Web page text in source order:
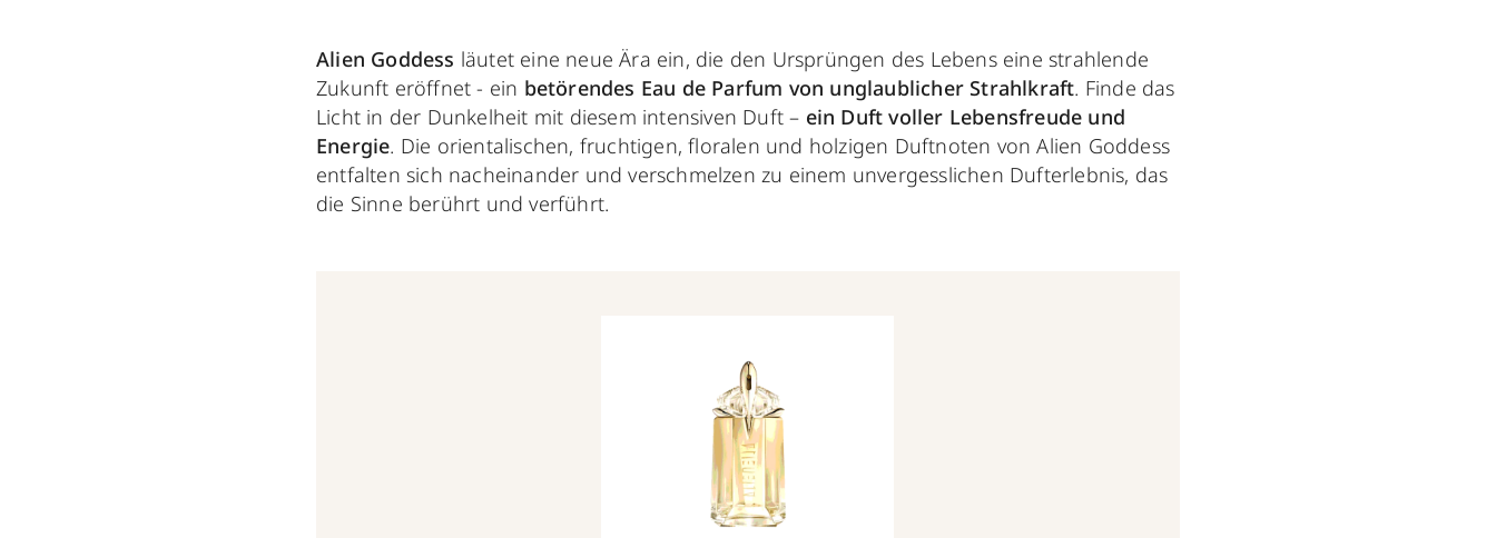
Alien Goddess läutet eine neue Ära ein, die den Ursprüngen des Lebens eine strahlende
Zukunft eröffnet - ein betörendes Eau de Parfum von unglaublicher Strahlkraft. Finde das
Licht in der Dunkelheit mit diesem intensiven Duft – ein Duft voller Lebensfreude und
Energie. Die orientalischen, fruchtigen, floralen und holzigen Duftnoten von Alien Goddess
entfalten sich nacheinander und verschmelzen zu einem unvergesslichen Dufterlebnis, das
die Sinne berührt und verführt.